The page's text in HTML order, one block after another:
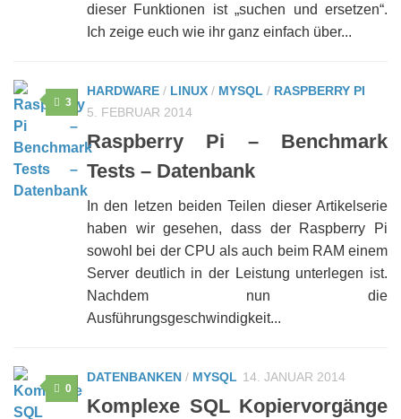
dieser Funktionen ist „suchen und ersetzen“.
Ich zeige euch wie ihr ganz einfach über...
3
HARDWARE / LINUX / MYSQL / RASPBERRY PI
5. FEBRUAR 2014
Raspberry Pi – Benchmark
Tests – Datenbank
In den letzen beiden Teilen dieser Artikelserie
haben wir gesehen, dass der Raspberry Pi
sowohl bei der CPU als auch beim RAM einem
Server deutlich in der Leistung unterlegen ist.
Nachdem nun die
Ausführungsgeschwindigkeit...
0
DATENBANKEN / MYSQL 14. JANUAR 2014
Komplexe SQL Kopiervorgänge